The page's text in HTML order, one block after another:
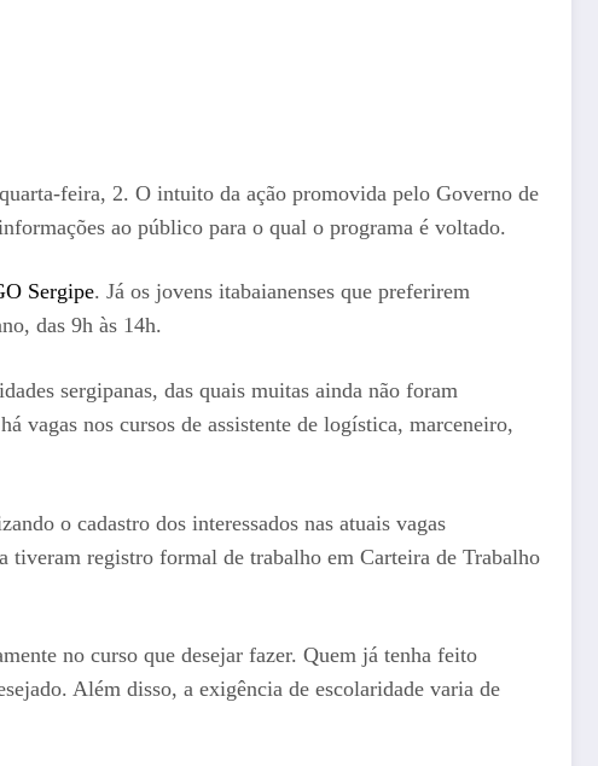
feira, 2. O intuito da ação promovida pelo Governo de
ao público para o qual o programa é voltado.
Sergipe. Já os jovens itabaianenses que preferirem
das 9h às 14h.
sergipanas, das quais muitas ainda não foram
vagas nos cursos de assistente de logística, marceneiro,
o cadastro dos interessados nas atuais vagas
tiveram registro formal de trabalho em Carteira de Trabalho
no curso que desejar fazer. Quem já tenha feito
Além disso, a exigência de escolaridade varia de